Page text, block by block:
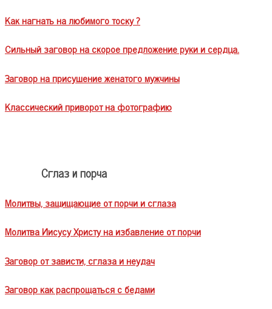
Как нагнать на любимого тоску ?
Сильный заговор на скорое предложение руки и сердца.
Заговор на присушение женатого мужчины
Классический приворот на фотографию
Сглаз и порча
Молитвы, защищающие от порчи и сглаза
Молитва Иисусу Христу на избавление от порчи
Заговор от зависти, сглаза и неудач
Заговор как распрощаться с бедами